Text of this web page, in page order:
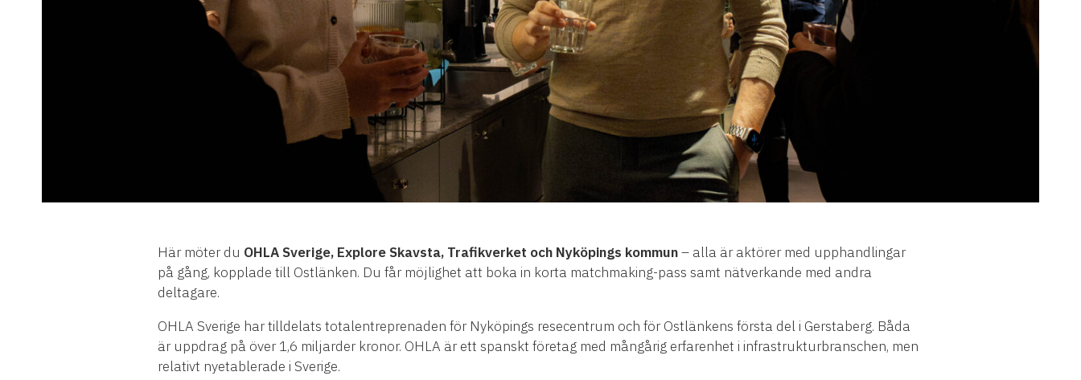
Här möter du OHLA Sverige, Explore Skavsta, Trafikverket och Nyköpings kommun– alla är aktörer med upphandlingar
på gång, kopplade till Ostlänken. Du får möjlighet att boka in korta matchmaking-pass samt nätverkande med andra
deltagare.
OHLA Sverige har tilldelats totalentreprenaden för Nyköpings resecentrum och för Ostlänkens första del i Gerstaberg. Båda
är uppdrag på över 1,6 miljarder kronor. OHLA är ett spanskt företag med mångårig erfarenhet i infrastrukturbranschen, men
relativt nyetablerade i Sverige.